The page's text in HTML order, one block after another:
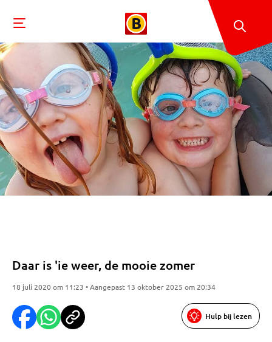
Daar is 'ie weer, de mooie zomer
18 juli 2020 om 11:23 • Aangepast 13 oktober 2025 om 20:34
Hulp bij lezen